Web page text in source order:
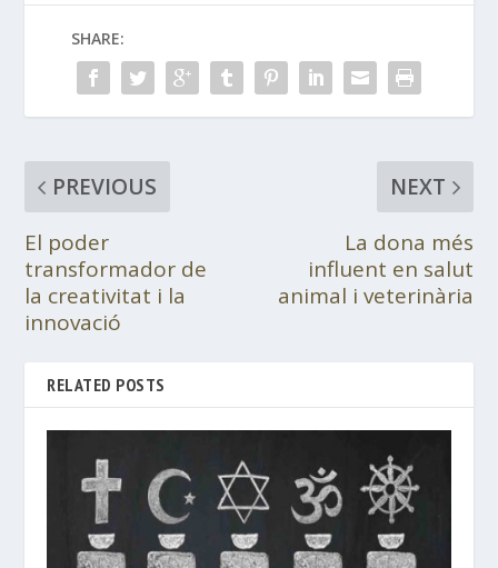
SHARE:
PREVIOUS
El poder
transformador de
la creativitat i la
innovació
NEXT
La dona més
influent en salut
animal i veterinària
RELATED POSTS